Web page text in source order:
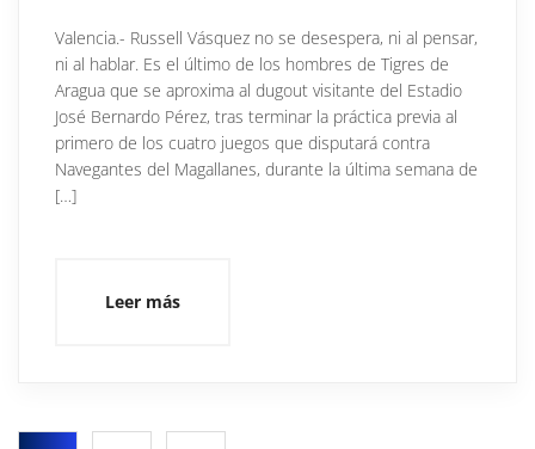
Valencia.- Russell Vásquez no se desespera, ni al pensar,
ni al hablar. Es el último de los hombres de Tigres de
Aragua que se aproxima al dugout visitante del Estadio
José Bernardo Pérez, tras terminar la práctica previa al
primero de los cuatro juegos que disputará contra
Navegantes del Magallanes, durante la última semana de
[…]
Leer más